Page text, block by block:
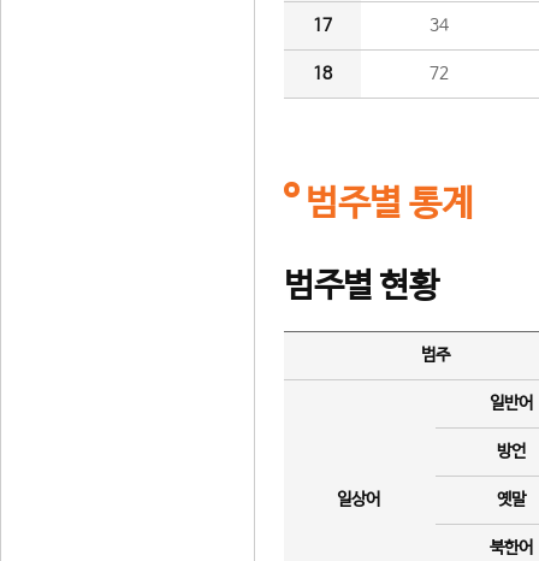
17 34
18 72
범주별 통계
범주별 현황
범주
일상어
일반어
방언
옛말
북한어